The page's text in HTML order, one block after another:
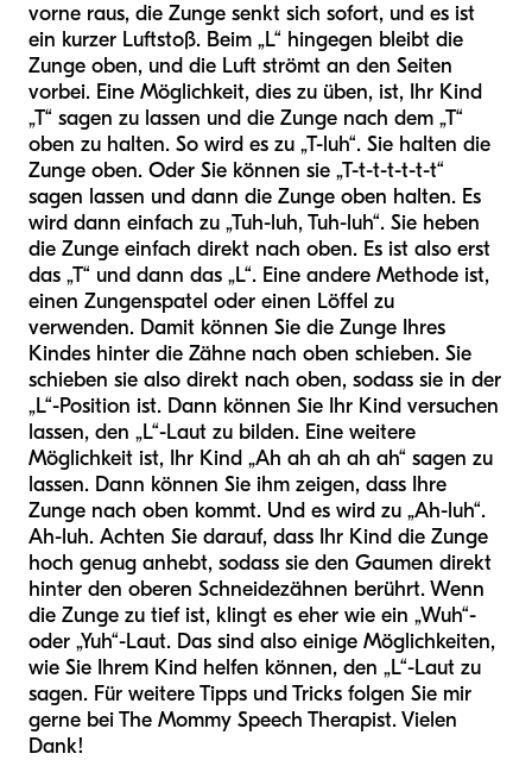
vorne raus, die Zunge senkt sich sofort, und es ist
ein kurzer Luftstoß. Beim „L“ hingegen bleibt die
Zunge oben, und die Luft strömt an den Seiten
vorbei. Eine Möglichkeit, dies zu üben, ist, Ihr Kind
„T“ sagen zu lassen und die Zunge nach dem „T“
oben zu halten. So wird es zu „T-luh“. Sie halten die
Zunge oben. Oder Sie können sie „T-t-t-t-t-t-t“
sagen lassen und dann die Zunge oben halten. Es
wird dann einfach zu „Tuh-luh, Tuh-luh“. Sie heben
die Zunge einfach direkt nach oben. Es ist also erst
das „T“ und dann das „L“. Eine andere Methode ist,
einen Zungenspatel oder einen Löffel zu
verwenden. Damit können Sie die Zunge Ihres
Kindes hinter die Zähne nach oben schieben. Sie
schieben sie also direkt nach oben, sodass sie in der
„L“-Position ist. Dann können Sie Ihr Kind versuchen
lassen, den „L“-Laut zu bilden. Eine weitere
Möglichkeit ist, Ihr Kind „Ah ah ah ah ah“ sagen zu
lassen. Dann können Sie ihm zeigen, dass Ihre
Zunge nach oben kommt. Und es wird zu „Ah-luh“.
Ah-luh. Achten Sie darauf, dass Ihr Kind die Zunge
hoch genug anhebt, sodass sie den Gaumen direkt
hinter den oberen Schneidezähnen berührt. Wenn
die Zunge zu tief ist, klingt es eher wie ein „Wuh“-
oder „Yuh“-Laut. Das sind also einige Möglichkeiten,
wie Sie Ihrem Kind helfen können, den „L“-Laut zu
sagen. Für weitere Tipps und Tricks folgen Sie mir
gerne bei The Mommy Speech Therapist. Vielen
Dank!